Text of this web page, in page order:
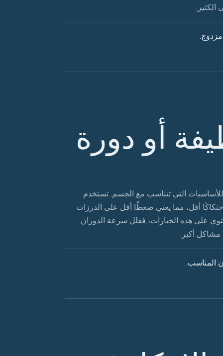
مزدوج.
أو دورة
التي تتناسب مع الجسم. تستخدم
أقل، مما يعني ضغطًا أقل على الدرزات
على هذه الخيارات، فقلل سرعة الدوران
مشاكل أكبر.
المناسب.